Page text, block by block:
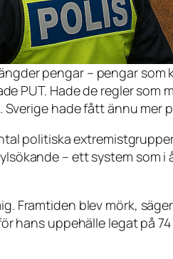
pengar – pengar
PUT. Hade de regler som
hade fått ännu mer
politiska
– ett system som
Framtiden blev mörk, säger
hans uppehälle legat på